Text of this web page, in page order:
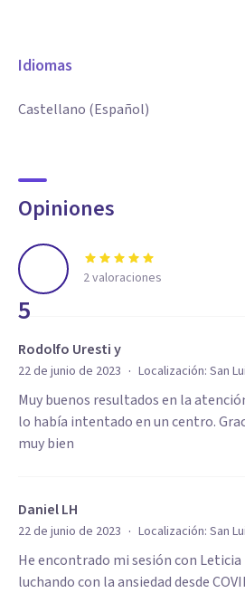
Idiomas
Castellano (Español)
Opiniones
5
2valoraciones
Rodolfo Uresti y
22 de junio de 2023 · Localización: San
Muy buenos resultados en la
lo había intentado en un centro.
muy bien
Daniel LH
22 de junio de 2023 · Localización: San
He encontrado mi sesión con
luchando con la ansiedad desde